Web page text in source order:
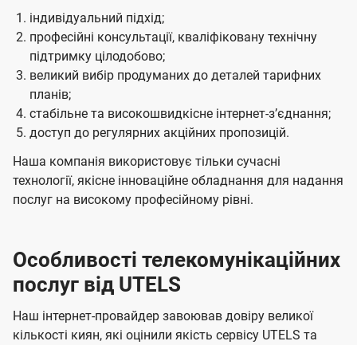
індивідуальний підхід;
професійні консультації, кваліфіковану технічну
підтримку цілодобово;
великий вибір продуманих до деталей тарифних
планів;
стабільне та високошвидкісне інтернет-зʼєднання;
доступ до регулярних акційних пропозицій.
Наша компанія використовує тільки сучасні
технології, якісне інноваційне обладнання для надання
послуг на високому професійному рівні.
Особливості телекомунікаційних
послуг від UTELS
Наш інтернет-провайдер завоював довіру великої
кількості киян, які оцінили якість сервісу UTELS та